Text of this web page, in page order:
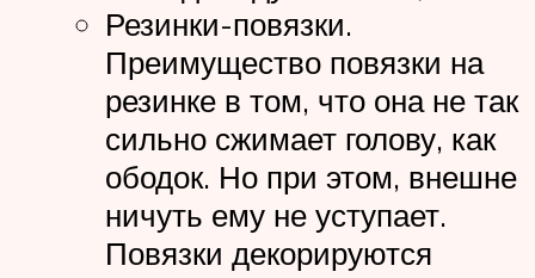
Резинки-повязки.
Преимущество повязки на
резинке в том, что она не так
сильно сжимает голову, как
ободок. Но при этом, внешне
ничуть ему не уступает.
Повязки декорируются